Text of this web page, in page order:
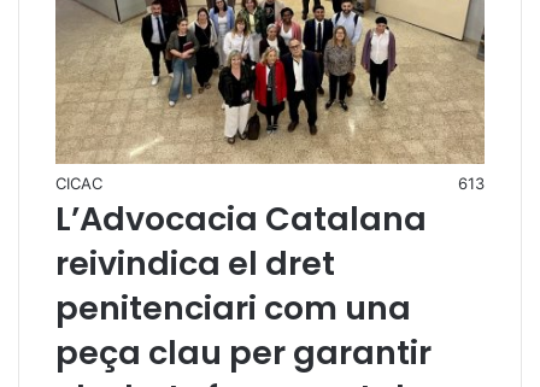
CICAC 613
L’Advocacia Catalana
reivindica el dret
penitenciari com una
peça clau per garantir